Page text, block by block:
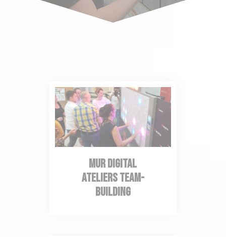
mur digital
Ateliers Team-
building